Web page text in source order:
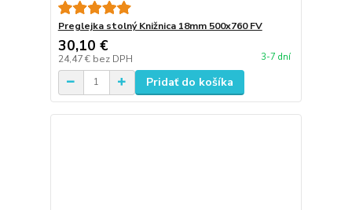
Preglejka stolný Knižnica 18mm 500x760 FV
30,10 €
24,47 € bez DPH 3-7 dní
Pridať do košíka